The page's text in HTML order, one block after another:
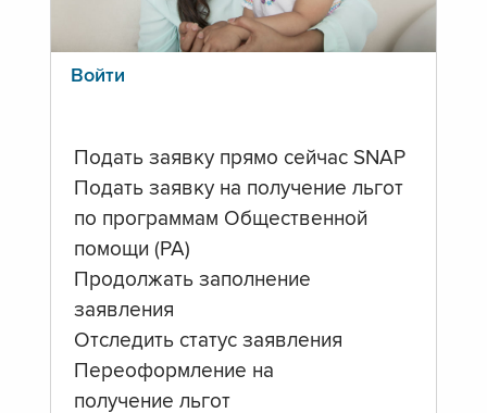
Войти
Подать заявку прямо сейчас SNAP
Подать заявку на получение льгот
по программам Общественной
помощи (PA)
Продолжать заполнение
заявления
Отследить статус заявления
Переоформление на
получение льгот